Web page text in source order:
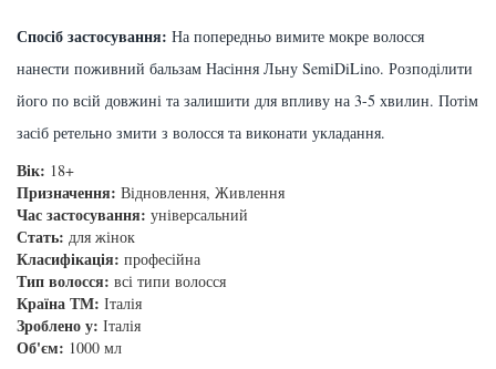
Спосіб застосування: На попередньо вимите мокре волосся
нанести поживний бальзам Насіння Льну SemiDiLino. Розподілити
його по всій довжині та залишити для впливу на 3-5 хвилин. Потім
засіб ретельно змити з волосся та виконати укладання.
Вік: 18+
Призначення: Відновлення, Живлення
Час застосування: універсальний
Стать: для жінок
Класифікація: професійна
Тип волосся: всі типи волосся
Країна ТМ: Італія
Зроблено у: Італія
Об'єм: 1000 мл
Subtil Retouch Lab - захист кольору волосся
Laboratoire Ducastel Subtil Blond
Subtil Beautist – чисте рішення для краси
волосся
Subrina Glow-Plex - Живлення, зволоження
та блиск волосся